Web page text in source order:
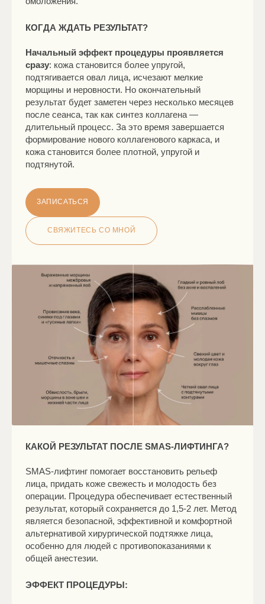
КОГДА ЖДАТЬ РЕЗУЛЬТАТ?
Начальный эффект процедуры проявляется
сразу: кожа становится более упругой,
подтягивается овал лица, исчезают мелкие
морщины и неровности. Но окончательный
результат будет заметен через несколько месяцев
после сеанса, так как синтез коллагена —
длительный процесс. За это время завершается
формирование нового коллагенового каркаса, и
кожа становится более плотной, упругой и
подтянутой.
ЗАПИСАТЬСЯ
СВЯЖИТЕСЬ СО МНОЙ
КАКОЙ РЕЗУЛЬТАТ ПОСЛЕ SMAS-ЛИФТИНГА?
SMAS-лифтинг помогает восстановить рельеф
лица, придать коже свежесть и молодость без
операции. Процедура обеспечивает естественный
результат, который сохраняется до 1,5-2 лет. Метод
является безопасной, эффективной и комфортной
альтернативой хирургической подтяжке лица,
особенно для людей с противопоказаниями к
общей анестезии.
ЭФФЕКТ ПРОЦЕДУРЫ: